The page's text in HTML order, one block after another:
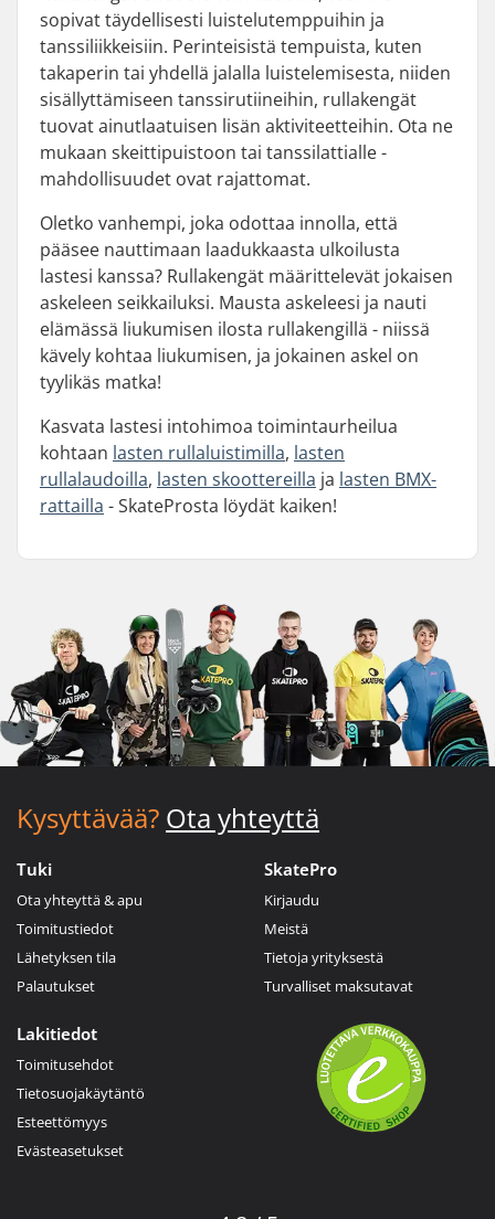
sopivat täydellisesti luistelutemppuihin ja
tanssiliikkeisiin. Perinteisistä tempuista, kuten
takaperin tai yhdellä jalalla luistelemisesta, niiden
sisällyttämiseen tanssirutiineihin, rullakengät
tuovat ainutlaatuisen lisän aktiviteetteihin. Ota ne
mukaan skeittipuistoon tai tanssilattialle -
mahdollisuudet ovat rajattomat.
Oletko vanhempi, joka odottaa innolla, että
pääsee nauttimaan laadukkaasta ulkoilusta
lastesi kanssa? Rullakengät määrittelevät jokaisen
askeleen seikkailuksi. Mausta askeleesi ja nauti
elämässä liukumisen ilosta rullakengillä - niissä
kävely kohtaa liukumisen, ja jokainen askel on
tyylikäs matka!
Kasvata lastesi intohimoa toimintaurheilua
kohtaan lasten rullaluistimilla, lasten
rullalaudoilla, lasten skoottereilla ja lasten BMX-
rattailla - SkateProsta löydät kaiken!
Kysyttävää? Ota yhteyttä
Tuki
Ota yhteyttä & apu
Toimitustiedot
Lähetyksen tila
Palautukset
SkatePro
Kirjaudu
Meistä
Tietoja yrityksestä
Turvalliset maksutavat
Lakitiedot
Toimitusehdot
Tietosuojakäytäntö
Esteettömyys
Evästeasetukset